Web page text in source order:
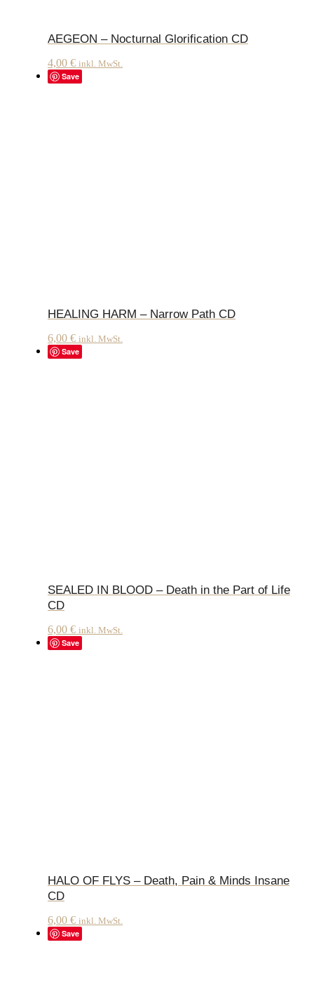
AEGEON – Nocturnal Glorification CD
4,00 € inkl. MwSt.
Save
HEALING HARM – Narrow Path CD
6,00 € inkl. MwSt.
Save
SEALED IN BLOOD – Death in the Part of Life
CD
6,00 € inkl. MwSt.
Save
HALO OF FLYS – Death, Pain & Minds Insane
CD
6,00 € inkl. MwSt.
Save